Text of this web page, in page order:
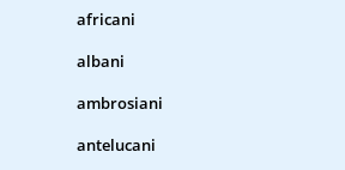
africani
albani
ambrosiani
antelucani